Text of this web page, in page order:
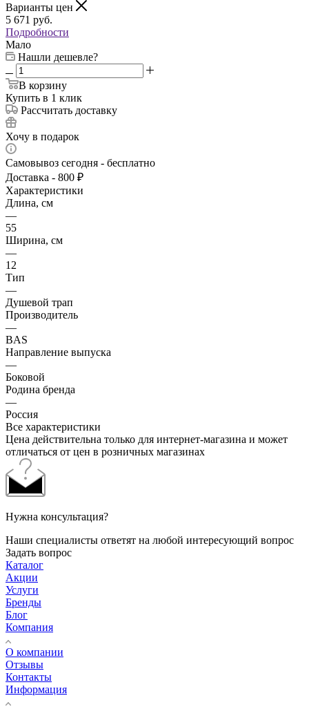
Варианты цен
5 671 руб.
Подробности
Мало
Нашли дешевле?
В корзину
Купить в 1 клик
Рассчитать доставку
Хочу в подарок
Самовывоз сегодня - бесплатно
Доставка - 800 ₽
Характеристики
Длина, см
—
55
Ширина, см
—
12
Тип
—
Душевой трап
Производитель
—
BAS
Направление выпуска
—
Боковой
Родина бренда
—
Россия
Все характеристики
Цена действительна только для интернет-магазина и может
отличаться от цен в розничных магазинах
Нужна консультация?
Наши специалисты ответят на любой интересующий вопрос
Задать вопрос
Каталог
Акции
Услуги
Бренды
Блог
Компания
О компании
Отзывы
Контакты
Информация